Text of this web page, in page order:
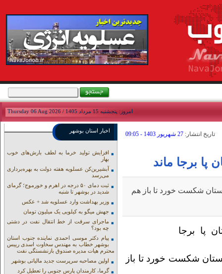
امروز: پنجشنبه 15 مرداد 1405 / Thursday 06 Aug 2026
تاريخ انتشار: 27 شهريور 1403 - 09:05
برجا ماند
شکست خورد تا باز هم
شکست خورد تا باز
اخبار استان بوشهر
افزایش تولید خرما به لطف بارش‌های خوب
بهار
آبشیرین‌کن عسلویه هفته دولت به بهره‌برداری
می‌رسد
ثبت دمای ۵۰ درجه در اهرم و خورموج؛ گرمای
شدید در بوشهر تا شنبه
وزیر بهداشت وارد عسلویه شد + عکس
جهش میگو به کیلویی یک میلیون تومان
ماجرای سرقت از خط انتقال نفت در دشتی
چه بود؟
پیام دکتر موسی احمدی نماینده جنوب استان
بوشهر خطاب به مهندس سخاوت اسدی رییس
محترم هیات مدیره صندوق بازنشستگی نفت
اولین مصاحبه سرپرست جدید مالیاتی بوشهر
گرما، کارمندان پارس جنوبی را تعطیل کرد